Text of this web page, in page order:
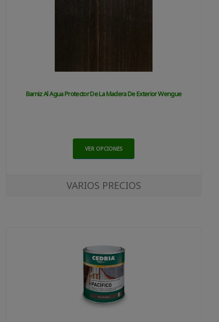
Barniz Al Agua Protector De La Madera De Exterior Wengue
VER OPCIONES
VARIOS PRECIOS